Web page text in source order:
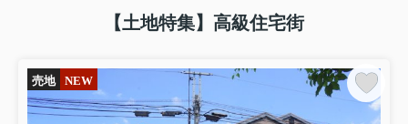
【土地特集】高級住宅街
売地 NEW